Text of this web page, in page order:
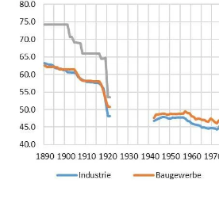
Jura
Luzern
Obwalden